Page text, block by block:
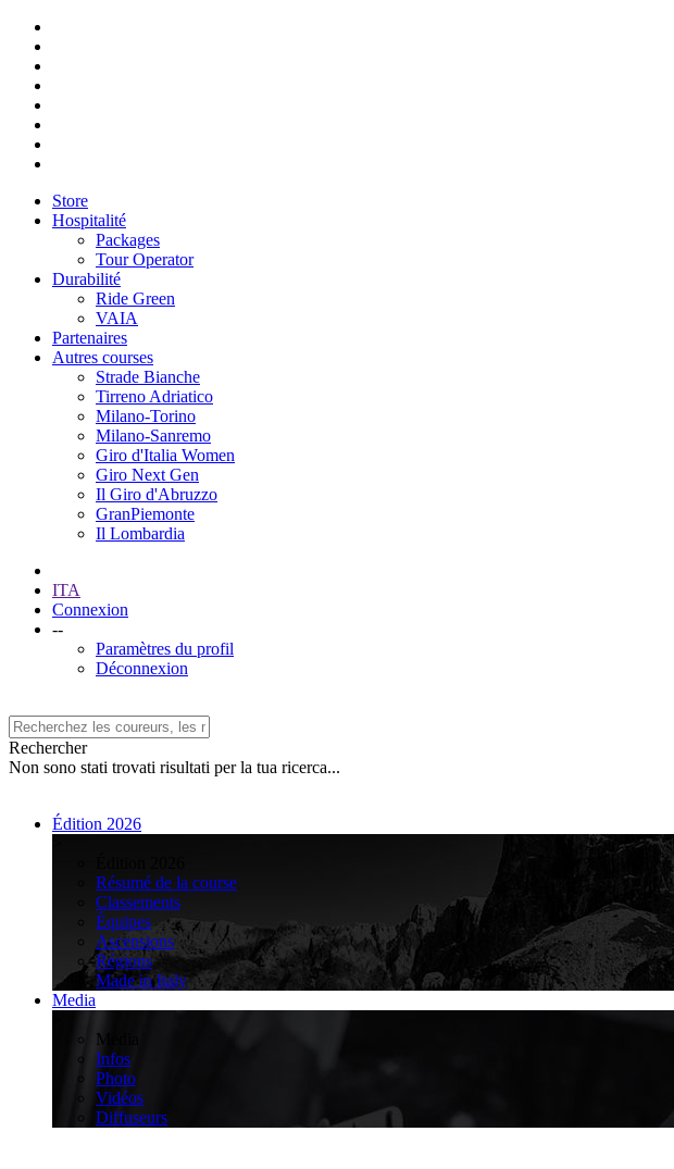
Store
Hospitalité
Packages
Tour Operator
Durabilité
Ride Green
VAIA
Partenaires
Autres courses
Strade Bianche
Tirreno Adriatico
Milano-Torino
Milano-Sanremo
Giro d'Italia Women
Giro Next Gen
Il Giro d'Abruzzo
GranPiemonte
Il Lombardia
ITA
Connexion
--
Paramètres du profil
Déconnexion
Rechercher
Non sono stati trovati risultati per la tua ricerca...
Édition 2026
Résumé de la course
Classements
Équipes
Ascensions
Régions
Made in Italy
Media
Media
Infos
Photo
Vidéos
Diffuseurs